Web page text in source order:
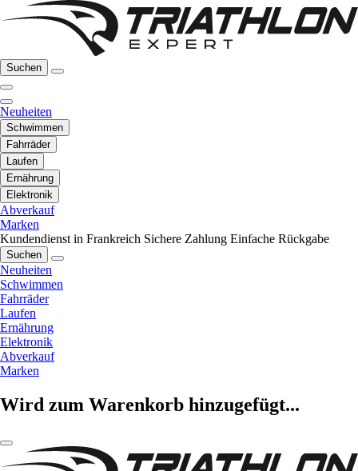
Suchen
Neuheiten
Schwimmen
Fahrräder
Laufen
Ernährung
Elektronik
Abverkauf
Marken
Kundendienst in Frankreich Sichere Zahlung Einfache Rückgabe
Suchen
Neuheiten
Schwimmen
Fahrräder
Laufen
Ernährung
Elektronik
Abverkauf
Marken
Wird zum Warenkorb hinzugefügt...